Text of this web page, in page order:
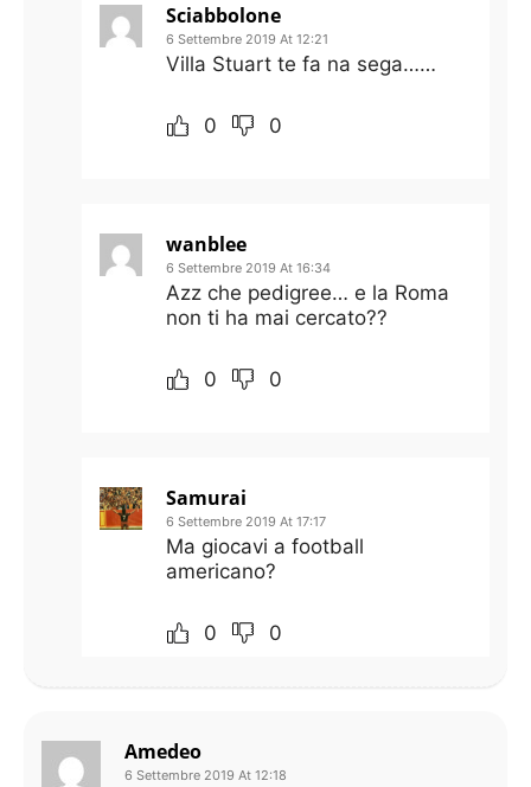
Sciabbolone
6 Settembre 2019 At 12:21
Villa Stuart te fa na sega……
0 0
wanblee
6 Settembre 2019 At 16:34
Azz che pedigree… e la Roma
non ti ha mai cercato??
0 0
Samurai
6 Settembre 2019 At 17:17
Ma giocavi a football
americano?
0 0
Amedeo
6 Settembre 2019 At 12:18